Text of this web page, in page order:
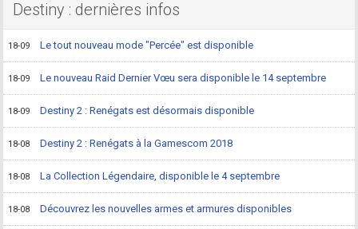
Destiny : dernières infos
18-09 Le tout nouveau mode "Percée" est disponible
18-09 Le nouveau Raid Dernier Vœu sera disponible le 14 septembre
18-09 Destiny 2 : Renégats est désormais disponible
18-08 Destiny 2 : Renégats à la Gamescom 2018
18-08 La Collection Légendaire, disponible le 4 septembre
18-08 Découvrez les nouvelles armes et armures disponibles